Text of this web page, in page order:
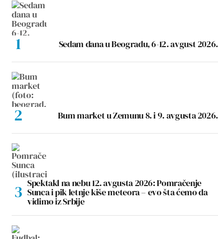
Sedam dana u Beogradu, 6-12. avgust 2026.
Bum market u Zemunu 8. i 9. avgusta 2026.
Spektakl na nebu 12. avgusta 2026: Pomračenje
Sunca i pik letnje kiše meteora – evo šta ćemo da
vidimo iz Srbije